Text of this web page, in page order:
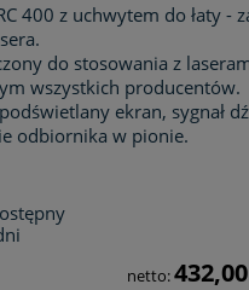
400 z uchwytem do łaty -
do stosowania z
wszystkich producentów.
ekran, sygnał
odbiornika w pionie.
netto: